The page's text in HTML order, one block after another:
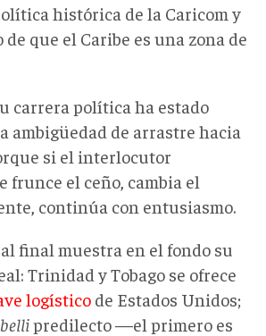
histórica de la Caricom y
que el Caribe es una zona de
carrera política ha estado
ambigüedad de arrastre hacia
si el interlocutor
frunce el ceño, cambia el
continúa con entusiasmo.
final muestra en el fondo su
Trinidad y Tobago se ofrece
logístico de Estados Unidos;
predilecto —el primero es